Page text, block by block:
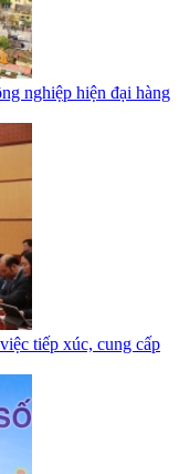
nghiệp hiện đại hàng
tiếp xúc, cung cấp